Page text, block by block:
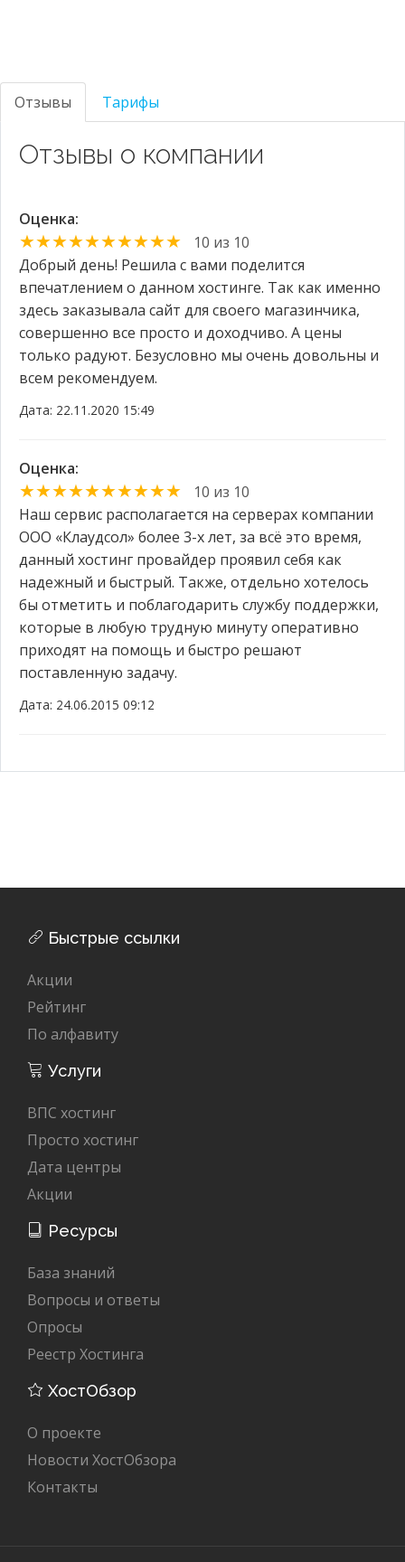
Отзывы Тарифы
Отзывы о компании
Оценка:
★★★★★★★★★★
10 из 10
Добрый день! Решила с вами поделится
впечатлением о данном хостинге. Так как именно
здесь заказывала сайт для своего магазинчика,
совершенно все просто и доходчиво. А цены
только радуют. Безусловно мы очень довольны и
всем рекомендуем.
Дата: 22.11.2020 15:49
Оценка:
★★★★★★★★★★
10 из 10
Наш сервис располагается на серверах компании
ООО «Клаудсол» более 3-х лет, за всё это время,
данный хостинг провайдер проявил себя как
надежный и быстрый. Также, отдельно хотелось
бы отметить и поблагодарить службу поддержки,
которые в любую трудную минуту оперативно
приходят на помощь и быстро решают
поставленную задачу.
Дата: 24.06.2015 09:12
Быстрые ссылки
Акции
Рейтинг
По алфавиту
Услуги
ВПС хостинг
Просто хостинг
Дата центры
Акции
Ресурсы
База знаний
Вопросы и ответы
Опросы
Реестр Хостинга
ХостОбзор
О проекте
Новости ХостОбзора
Контакты